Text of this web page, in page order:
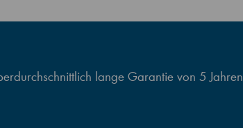
lange Garantie von 5 Jahren